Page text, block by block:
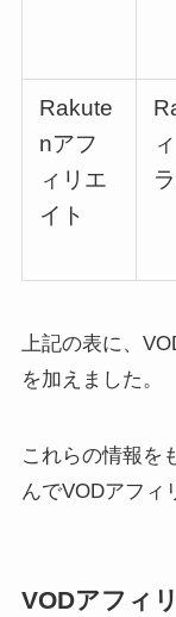
Rakute
nアフ
ィリエ
イト
上記の表に、
を加えました。
これらの情報を
んでVODアフィ
VODアフィ